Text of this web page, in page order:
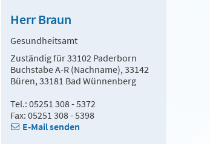
Herr Braun
Gesundheitsamt
Zuständig für 33102 Paderborn
Buchstabe A-R (Nachname), 33142
Büren, 33181 Bad Wünnenberg
Tel.: 05251 308 - 5372
Fax: 05251 308 - 5398
E-Mail senden